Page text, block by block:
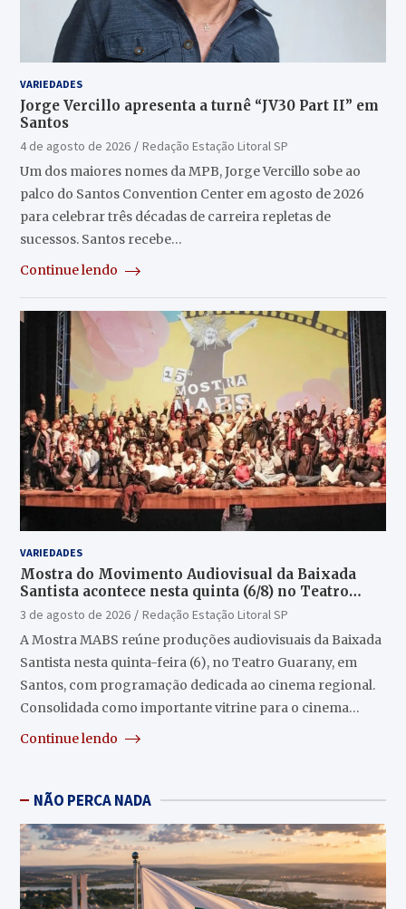
VARIEDADES
Jorge Vercillo apresenta a turnê “JV30 Part II” em
Santos
4 de agosto de 2026
Redação Estação Litoral SP
Um dos maiores nomes da MPB, Jorge Vercillo sobe ao
palco do Santos Convention Center em agosto de 2026
para celebrar três décadas de carreira repletas de
sucessos. Santos recebe…
Continue lendo
VARIEDADES
Mostra do Movimento Audiovisual da Baixada
Santista acontece nesta quinta (6/8) no Teatro
Guarany
3 de agosto de 2026
Redação Estação Litoral SP
A Mostra MABS reúne produções audiovisuais da Baixada
Santista nesta quinta-feira (6), no Teatro Guarany, em
Santos, com programação dedicada ao cinema regional.
Consolidada como importante vitrine para o cinema…
Continue lendo
NÃO PERCA NADA